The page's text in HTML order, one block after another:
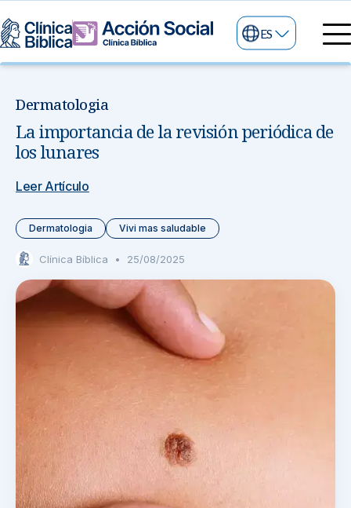
Especialidades médicas
Nuestras especialidades
Centros de Excelencia
Servicios
Servicios Generales
Servicios Especializados
Otros Servicios
Mi Vida
Información
Información para el Paciente
Sobre nosotros
Investigación, Innovación y Docencia
Sedes
Noticias y blog
ES
Dermatologia
La importancia de la revisión periódica de
los lunares
Leer Artículo
Dermatologia Vivi mas saludable
Clínica Bíblica • 25/08/2025